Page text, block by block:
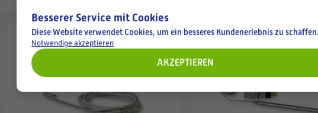
Besserer Service mit Cookies
Diese Website verwendet Cookies, um ein besseres Kundenerlebnis zu schaffen.
Notwendige akzeptieren
AKZEPTIEREN